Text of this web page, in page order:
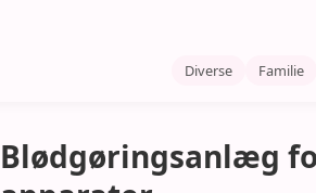
Diverse Familie
Blødgøringsanlæg